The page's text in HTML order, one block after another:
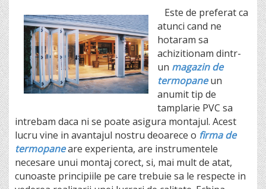
Este de preferat ca
atunci cand ne
hotaram sa
achizitionam dintr-
un magazin de
termopaneun
anumit tip de
tamplarie PVC sa
intrebam daca ni se poate asigura montajul. Acest
lucru vine in avantajul nostru deoarece o firma de
termopaneare experienta, are instrumentele
necesare unui montaj corect, si, mai mult de atat,
cunoaste principiile pe care trebuie sa le respecte in